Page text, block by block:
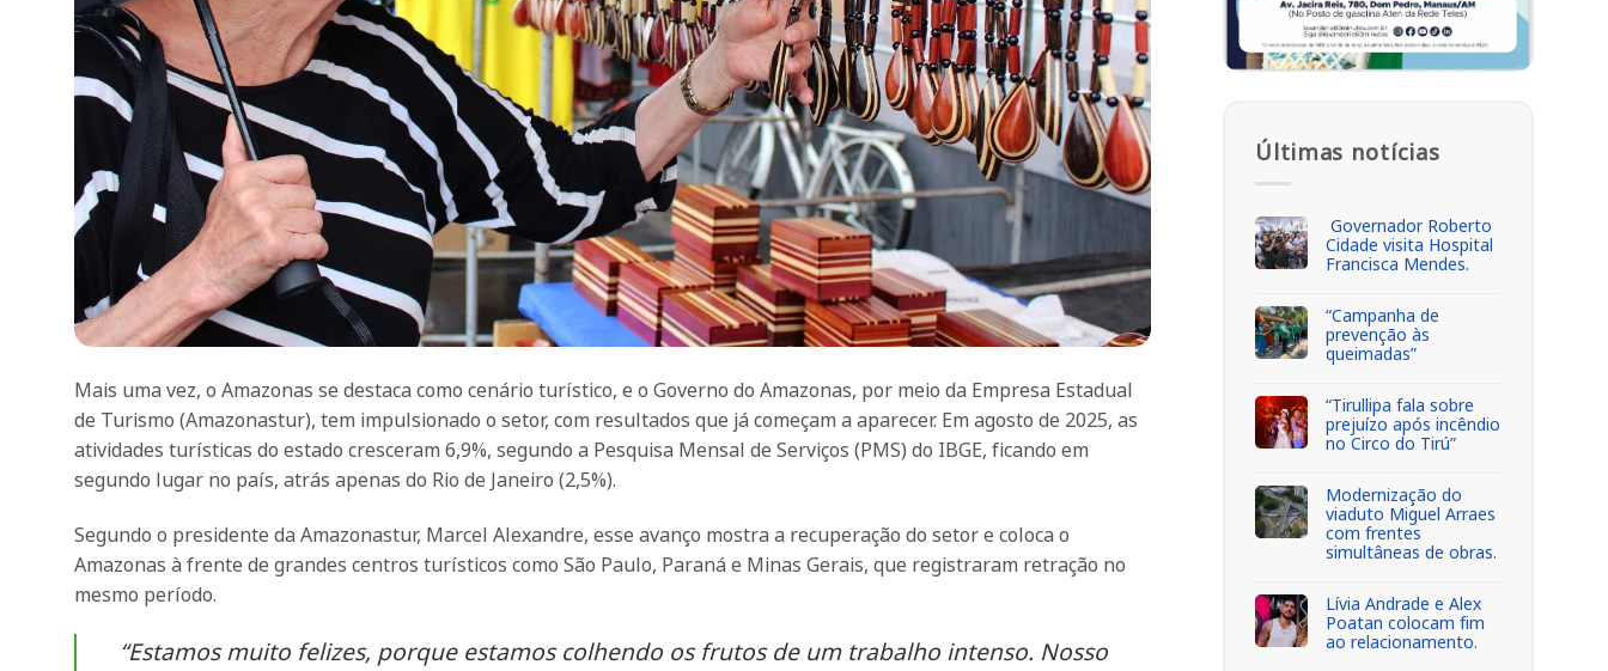
Mais uma vez, o Amazonas se destaca como cenário turístico, e o Governo do Amazonas, por meio da Empresa Estadual
de Turismo (Amazonastur), tem impulsionado o setor, com resultados que já começam a aparecer. Em agosto de 2025, as
atividades turísticas do estado cresceram 6,9%, segundo a Pesquisa Mensal de Serviços (PMS) do IBGE, ficando em
segundo lugar no país, atrás apenas do Rio de Janeiro (2,5%).
Segundo o presidente da Amazonastur, Marcel Alexandre, esse avanço mostra a recuperação do setor e coloca o
Amazonas à frente de grandes centros turísticos como São Paulo, Paraná e Minas Gerais, que registraram retração no
mesmo período.
“Estamos muito felizes, porque estamos colhendo os frutos de um trabalho intenso. Nosso
Últimas notícias
Governador Roberto
Cidade visita Hospital
Francisca Mendes.
“Campanha de
prevenção às
queimadas”
“Tirullipa fala sobre
prejuízo após incêndio
no Circo do Tirú”
Modernização do
viaduto Miguel Arraes
com frentes
simultâneas de obras.
Lívia Andrade e Alex
Poatan colocam fim
ao relacionamento.